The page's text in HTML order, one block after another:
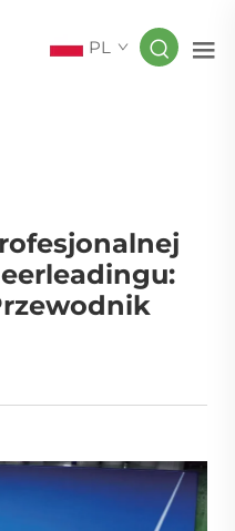
PL